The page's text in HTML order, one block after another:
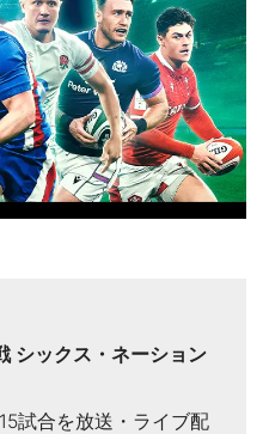
シックス・ネーション
試合を放送・ライブ配